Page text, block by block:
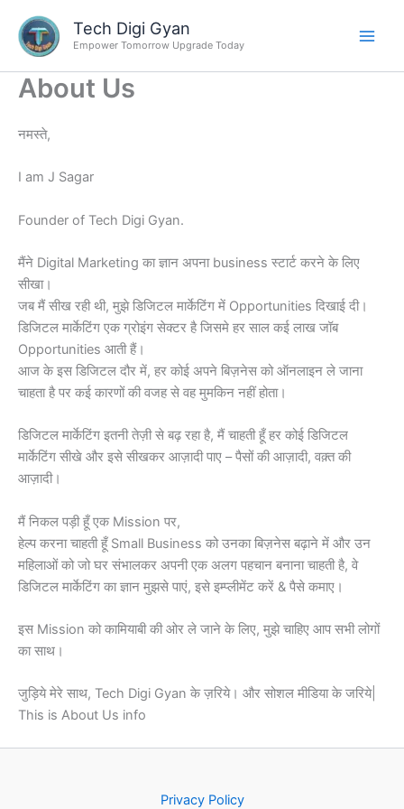
content
Tech Digi Gyan
Empower Tomorrow Upgrade Today
About Us
नमस्ते,
I am J Sagar
Founder of Tech Digi Gyan.
मैंने Digital Marketing का ज्ञान अपना business स्टार्ट करने के लिए
सीखा।
जब मैं सीख रही थी, मुझे डिजिटल मार्केटिंग में Opportunities दिखाई दी।
डिजिटल मार्केटिंग एक ग्रोइंग सेक्टर है जिसमे हर साल कई लाख जॉब
Opportunities आती हैं।
आज के इस डिजिटल दौर में, हर कोई अपने बिज़नेस को ऑनलाइन ले जाना
चाहता है पर कई कारणों की वजह से वह मुमकिन नहीं होता।
डिजिटल मार्केटिंग इतनी तेज़ी से बढ़ रहा है, मैं चाहती हूँ हर कोई डिजिटल
मार्केटिंग सीखे और इसे सीखकर आज़ादी पाए – पैसों की आज़ादी, वक़्त की
आज़ादी।
मैं निकल पड़ी हूँ एक Mission पर,
हेल्प करना चाहती हूँ Small Business को उनका बिज़नेस बढ़ाने में और उन
महिलाओं को जो घर संभालकर अपनी एक अलग पहचान बनाना चाहती है, वे
डिजिटल मार्केटिंग का ज्ञान मुझसे पाएं, इसे इम्प्लीमेंट करें & पैसे कमाए।
इस Mission को कामियाबी की ओर ले जाने के लिए, मुझे चाहिए आप सभी लोगों
का साथ।
जुड़िये मेरे साथ, Tech Digi Gyan के ज़रिये। और सोशल मीडिया के जरिये|
This is About Us info
Privacy Policy